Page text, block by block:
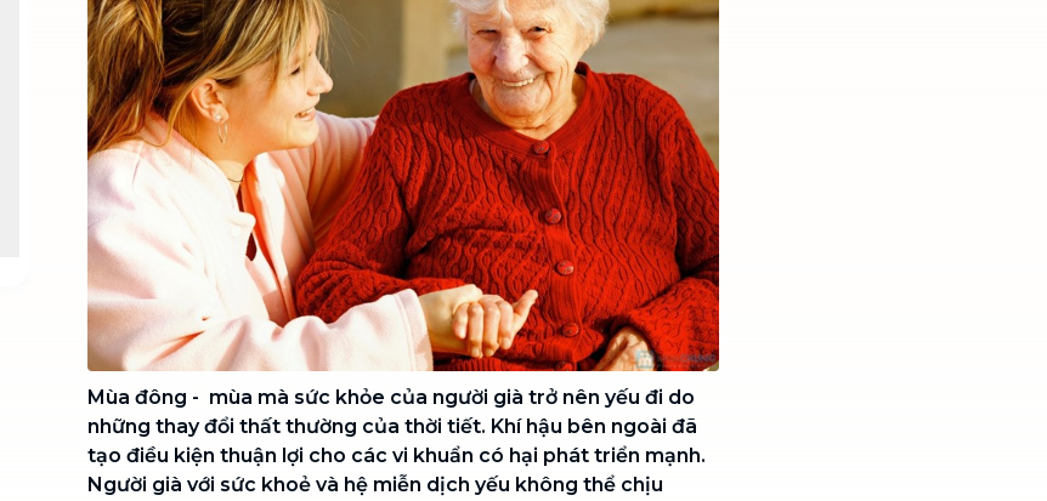
Chuyển nhà trọn gói, không lo dọn
dẹp nơi đi nơi đến
Vệ sinh công nghiệp NEW
Vệ sinh chuyên nghiệp cho văn
phòng, nhà xưởng, công trình lớn
Mùa đông - mùa mà sức khỏe của người già trở nên yếu đi do
những thay đổi thất thường của thời tiết. Khí hậu bên ngoài đã
tạo điều kiện thuận lợi cho các vi khuẩn có hại phát triển mạnh.
Người già với sức khoẻ và hệ miễn dịch yếu không thể chịu